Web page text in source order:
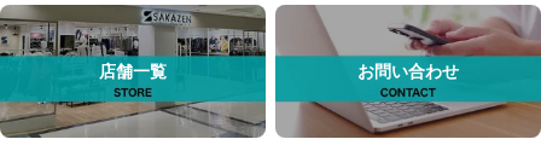
店舗一覧 お問い合わせ